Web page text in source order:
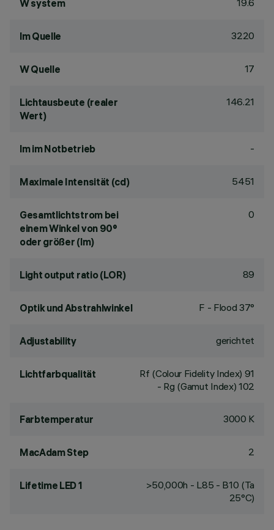
W system 19.6
lm Quelle 3220
W Quelle 17
Lichtausbeute (realer
Wert)
146.21
lm im Notbetrieb -
Maximale Intensität (cd) 5451
Gesamtlichtstrom bei
einem Winkel von 90°
oder größer (lm)
0
Light output ratio (LOR) 89
Optik und Abstrahlwinkel F - Flood 37°
Adjustability gerichtet
Lichtfarbqualität
Rf (Colour Fidelity Index) 91
- Rg (Gamut Index) 102
Farbtemperatur 3000 K
MacAdam Step 2
Lifetime LED 1
>50,000h - L85 - B10 (Ta
25°C)